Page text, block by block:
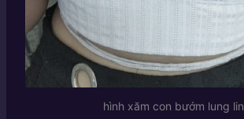
hình xăm con bướm lung